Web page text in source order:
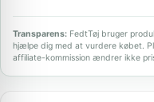
Transparens: FedtTøj bruger
hjælpe dig med at vurdere købet.
affiliate-kommission ændrer ikke